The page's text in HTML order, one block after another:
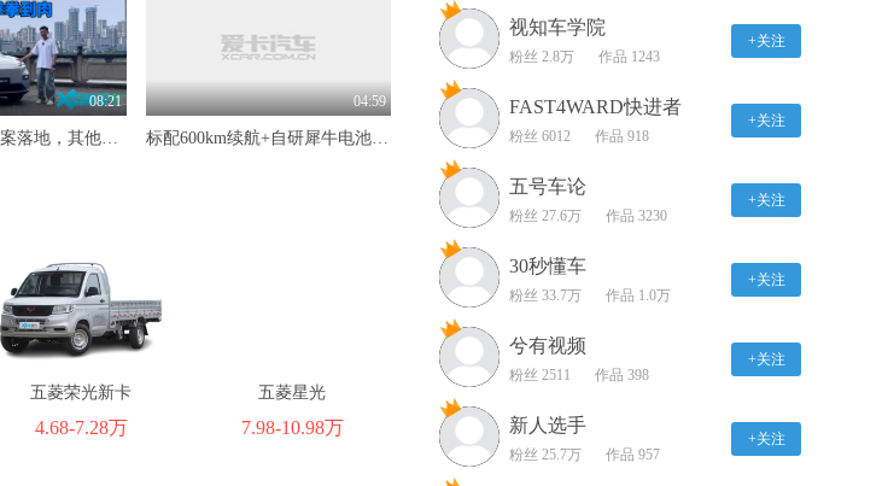
NOA表现出乎意料！
试驾长安UNI-Z
静态体验北京BJ30 可城
可野又可营
02:42
《有才贫道》2024
03:01
08:21
不光天枢领航方案落地，其他升级也是拳拳到肉 试驾全新深蓝S05
04:59
标配600km续航+自研犀牛电池 抢先体验奇瑞风云T7
五菱荣光新卡
4.68-7.28万
五菱星光
7.98-10.98万
视知车学院
粉丝 2.8万 作品 1243
+关注
FAST4WARD快进者
粉丝 6012 作品 918
+关注
五号车论
粉丝 27.6万 作品 3230
+关注
30秒懂车
粉丝 33.7万 作品 1.0万
+关注
兮有视频
粉丝 2511 作品 398
+关注
新人选手
粉丝 25.7万 作品 957
+关注